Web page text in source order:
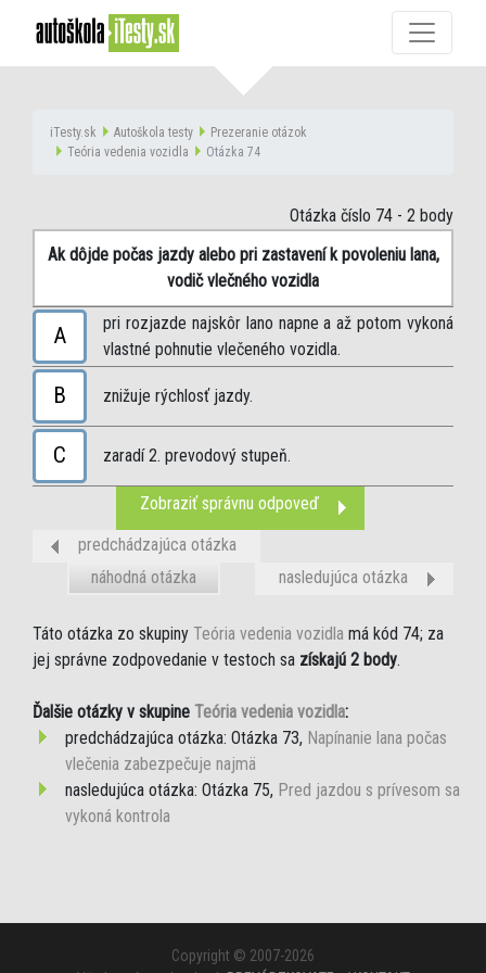
iTesty.sk Autoškola testy
Prezeranie otázok
Teória vedenia vozidla
Otázka 74
Otázka číslo 74 - 2 body
Ak dôjde počas jazdy alebo pri zastavení k povoleniu lana,
vodič vlečného vozidla
A
pri rozjazde najskôr lano napne a až potom vykoná
vlastné pohnutie vlečeného vozidla.
B znižuje rýchlosť jazdy.
C zaradí 2. prevodový stupeň.
Zobraziť správnu odpoveď
predchádzajúca otázka
nasledujúca otázka
náhodná otázka
Táto otázka zo skupiny Teória vedenia vozidla má kód 74; za
jej správne zodpovedanie v testoch sa získajú 2 body.
Ďalšie otázky v skupine Teória vedenia vozidla:
predchádzajúca otázka: Otázka 73, Napínanie lana počas
vlečenia zabezpečuje najmä
nasledujúca otázka: Otázka 75, Pred jazdou s prívesom sa
vykoná kontrola
Copyright © 2007-2026